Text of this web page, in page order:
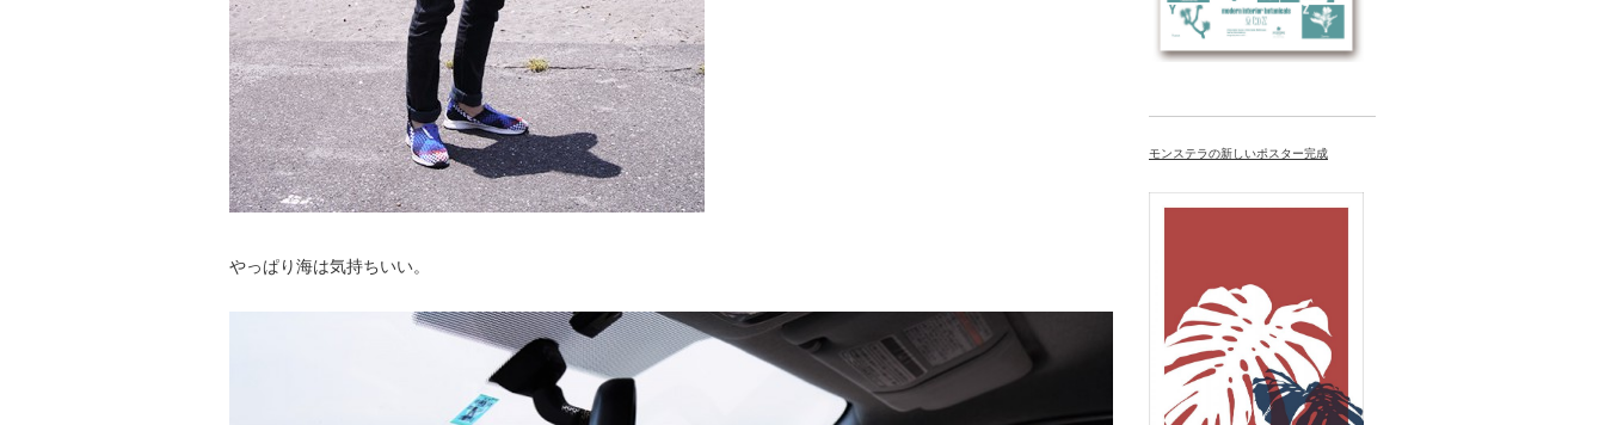
やっぱり海は気持ちいい。
モンステラの新しいポスター完成